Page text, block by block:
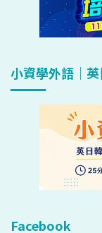
小資學外語｜
Facebook